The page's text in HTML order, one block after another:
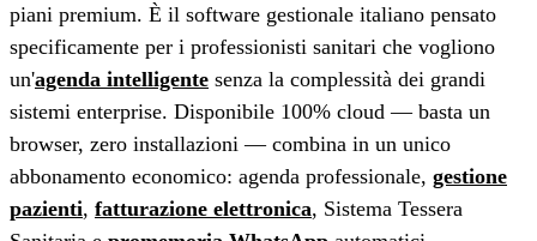
piani premium. È il software gestionale italiano pensato
specificamente per i professionisti sanitari che vogliono
un'agenda intelligente senza la complessità dei grandi
sistemi enterprise. Disponibile 100% cloud — basta un
browser, zero installazioni — combina in un unico
abbonamento economico: agenda professionale, gestione
pazienti, fatturazione elettronica, Sistema Tessera